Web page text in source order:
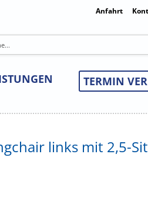
Anfahrt
TERMIN
links mit 2,5-